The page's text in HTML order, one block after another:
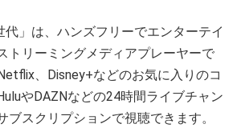
代」は、ハンズフリーでエンターテイ
トリーミングメディアプレーヤーで
、Disney+などのお気に入りのコ
やDAZNなどの24時間ライブチャン
ブスクリプションで視聴できます。